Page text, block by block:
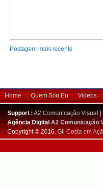
Postagem mais recente
Home Quem Sou Eu Vídeos
Support : A2 Comunicação Visual
Agência DigitalA2 Comunicação
Copyright © 2016. Gil Costa em